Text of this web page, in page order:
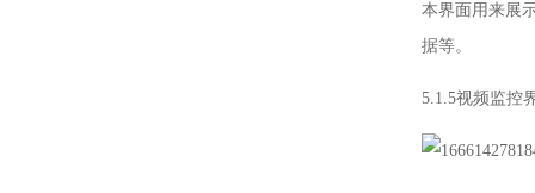
本界面用来展
据等。
5.1.5视频监控